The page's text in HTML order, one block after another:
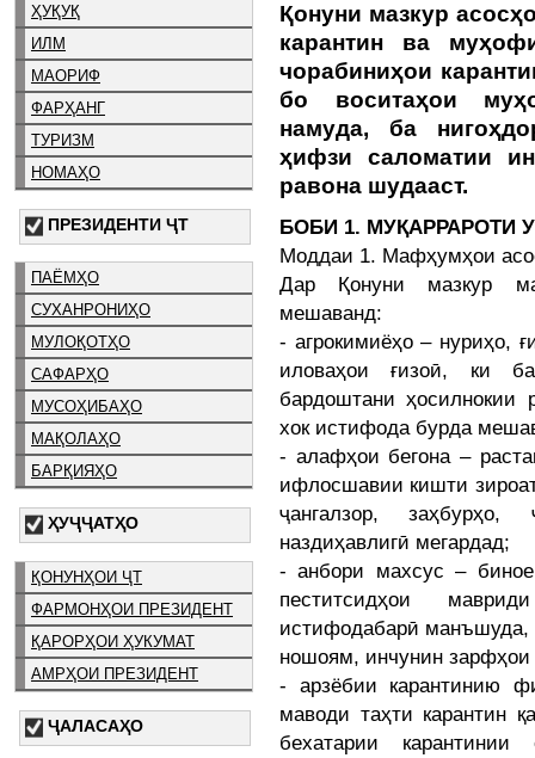
ҲУҚУҚ
ИЛМ
МАОРИФ
ФАРҲАНГ
ТУРИЗМ
НОМАҲО
ПРЕЗИДЕНТИ ҶТ
ПАЁМҲО
СУХАНРОНИҲО
МУЛОҚОТҲО
САФАРҲО
МУСОҲИБАҲО
МАҚОЛАҲО
БАРҚИЯҲО
ҲУҶҶАТҲО
ҚОНУНҲОИ ҶТ
ФАРМОНҲОИ ПРЕЗИДЕНТ
ҚАРОРҲОИ ҲУКУМАТ
АМРҲОИ ПРЕЗИДЕНТ
ҶАЛАСАҲО
Қонуни мазкур
карантин ва
чорабиниҳои
бо воситаҳои
намуда, ба
ҳифзи саломатии
равона шудааст.
БОБИ 1. МУҚАРРАРОТИ
Моддаи 1. Мафҳумҳои
Дар Қонуни мазкур
мешаванд:
- агрокимиёҳо – нуриҳо,
иловаҳои ғизоӣ, ки
бардоштани ҳосилнокии
хок истифода бурда
- алафҳои бегона –
ифлосшавии кишти
ҷангалзор,
наздиҳавлигӣ мегардад;
- анбори махсус –
пеститсидҳои
истифодабарӣ
ношоям, инчунин
- арзёбии карантинию
маводи таҳти карантин
бехатарии